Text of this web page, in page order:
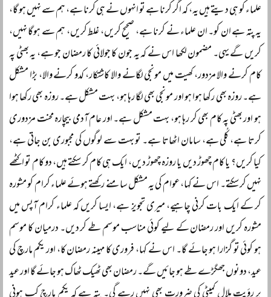
علماء کو ہی دیتے ہیں یہ، کہ اگر کرنا ہے تو انہوں نے ہی کرنا ہے، ہم سے نہیں ہو گا،
یہ پتہ ہے ان کو۔ ان علماء نے کرنا ہے، صحیح کریں، غلط کریں، ہم سے ہوگا نہیں،
کریں گے یہی۔ مضمون لکھا اس نے کہ یہ جون کا جولائی کا رمضان جو ہے، یہ بھٹی پہ
کام کرنے والا مزدور، کھیت میں مونجی لگانے والا کاشتکار، کدو کرنے والا، بڑا مشکل
ہے۔ روزہ بھی رکھا ہوا ہو اور مونجی بھی لگا رہا ہو، بہت مشکل ہے۔ روزہ بھی رکھا ہوا
ہو اور بھٹی پہ کام بھی کر رہا ہو، بہت مشکل ہے۔ اور عام آدمی بیچارہ محنت مزدوری
کرتا ہے، کُلی ہے، سامان اٹھاتا ہے۔ تو بہت سے لوگوں کی مجبوری بن جاتی ہے،
کیا کریں؟ یا کام چھوڑ دیں یا روزہ چھوڑ دیں، ایک ہی کام کر سکتے ہیں، دو کام تو اکٹھے
نہیں کر سکتے۔ اس نے کہا، عوام کی یہ مشکل سامنے رکھتے ہوئے علماء کرام کو مشورہ
کر کے ایک بات کرنی چاہیے، میری تجویز ہے، ایسا کریں کہ علماء کرام آپس میں
مشورہ کریں اور رمضان کے لیے کوئی مناسب موسم طے کر دیں۔ درمیان کا موسم
ہو کوئی تو گزارا ہو جائے گا۔ اس نے کہا، فروری کا مہینہ رمضان کا، اور یکم مارچ کی
عید، دونوں جھگڑے طے ہو جائیں گے۔ رمضان بھی ٹھیک ٹھاک ہو جائے گا اور عید